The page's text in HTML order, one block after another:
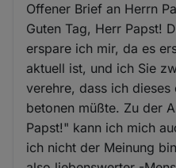
Offener Brief an Herrn
Guten Tag, Herr Papst!
erspare ich mir, da es
aktuell ist, und ich Sie
verehre, dass ich
betonen müßte. Zu der
Papst!" kann ich mich
ich nicht der Meinung